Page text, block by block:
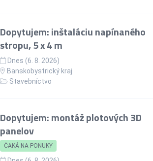
Dopytujem: inštaláciu napínaného
stropu, 5 x 4 m
Dnes (6. 8. 2026)
Banskobystrický kraj
Stavebníctvo
Dopytujem: montáž plotových 3D
panelov
ČAKÁ NA PONUKY